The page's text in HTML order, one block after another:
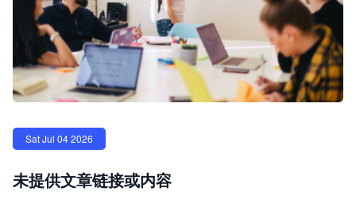
Sat Jul 04 2026
未提供文章链接或内容